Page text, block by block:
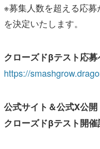
※募集人数を超える応
を決定いたします。
クローズドβテスト応
https://
公式サイト＆公式X公開
クローズドβテスト開